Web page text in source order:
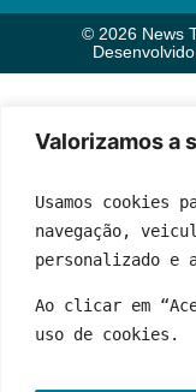
Valorizamos a
Usamos cookies
navegação,
personalizado e
Ao clicar em
uso de cookies.
© 2026 News